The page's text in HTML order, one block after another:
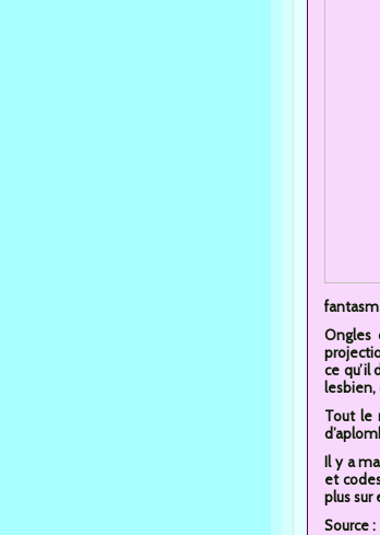
Ongles
ce qu’il
lesbien,
Tout le
Il y a
et
plus sur
Source